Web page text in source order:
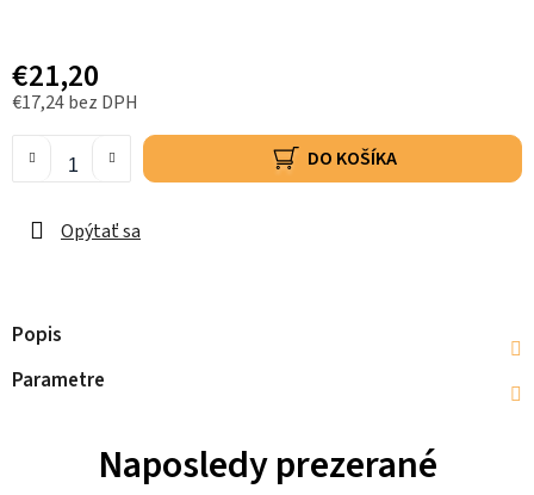
€21,20
€17,24 bez DPH
DO KOŠÍKA
Opýtať sa
Popis
Parametre
Naposledy prezerané